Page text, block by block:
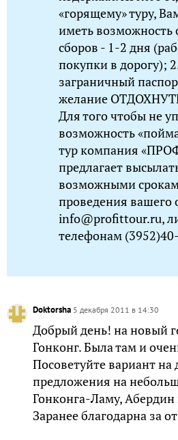
«горящему» туру,
иметь возможность
сборов - 1-2 дня
покупки в дорогу);
заграничный
желание
Для того чтобы не
возможность
тур компания
предлагает
возможными
проведения вашего
info@profittour.ru,
телефонам
Doktorsha 5 декабря 2011 в 14:30
Добрый день! на новый
Гонконг. Была там и
Посоветуйте вариант на
предложения на
Гонконга-Ламу, Абердин
Заранее благодарна за